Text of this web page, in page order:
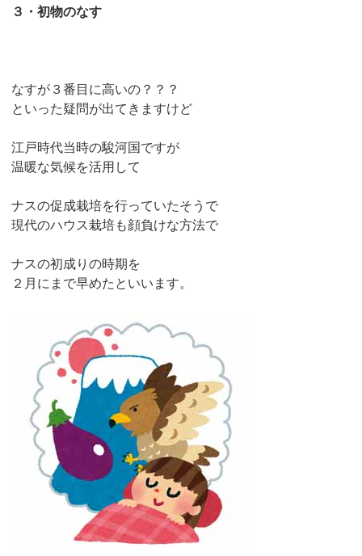
３・初物のなす
なすが３番目に高いの？？？
といった疑問が出てきますけど
江戸時代当時の駿河国ですが
温暖な気候を活用して
ナスの促成栽培を行っていたそうで
現代のハウス栽培も顔負けな方法で
ナスの初成りの時期を
２月にまで早めたといいます。